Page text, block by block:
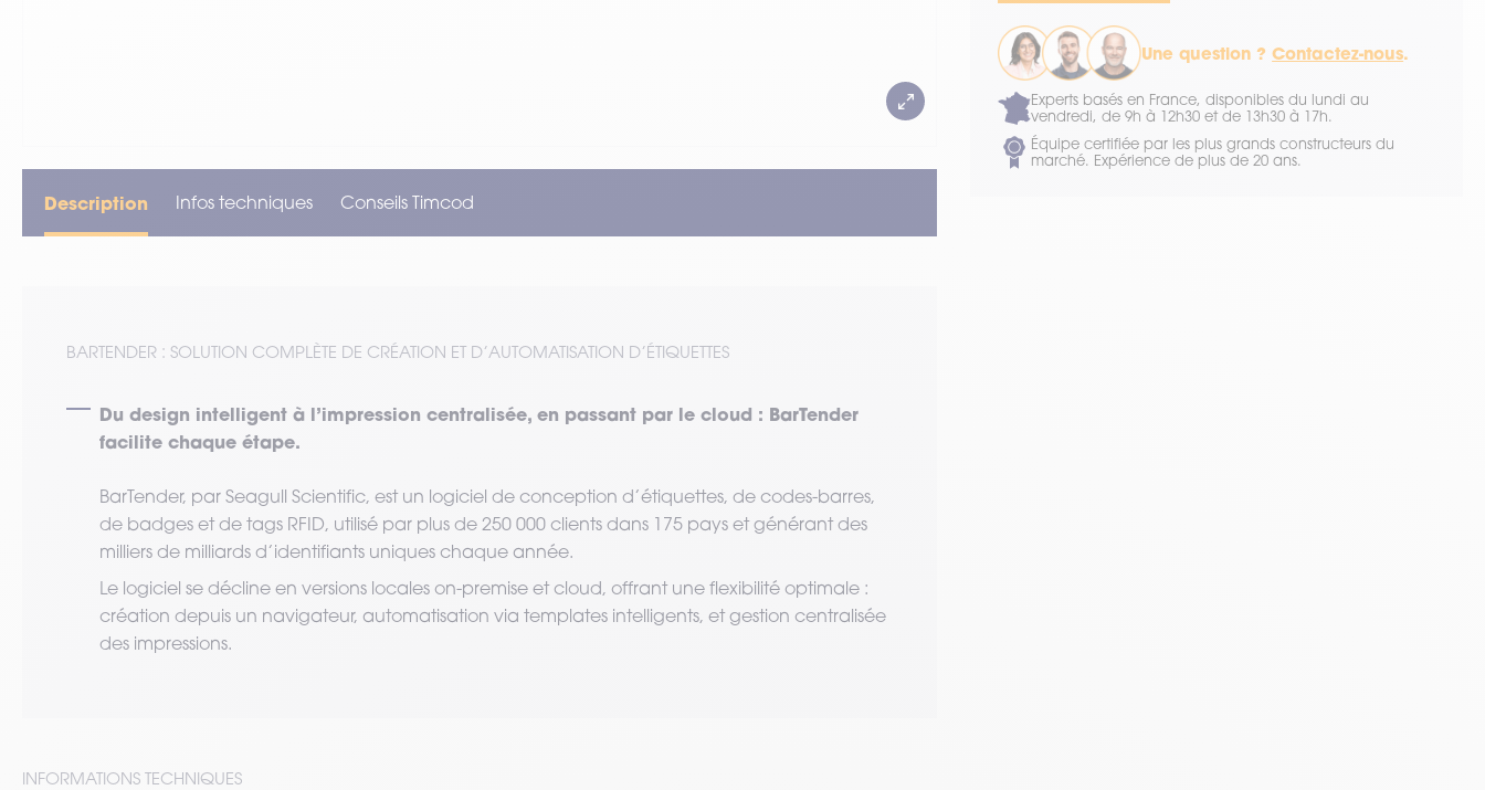
Une question ?Contactez-nous.
Experts basés en France, disponibles du lundi au
vendredi, de 9h à 12h30 et de 13h30 à 17h.
Équipe certifiée par les plus grands constructeurs du
marché. Expérience de plus de 20 ans.
Description Infos techniques Conseils Timcod
BARTENDER : SOLUTION COMPLÈTE DE CRÉATION ET D’AUTOMATISATION D’ÉTIQUETTES
Du design intelligent à l’impression centralisée, en passant par le cloud : BarTender
facilite chaque étape.
BarTender, par Seagull Scientific, est un logiciel de conception d’étiquettes, de codes-barres,
de badges et de tags RFID, utilisé par plus de 250 000 clients dans 175 pays et générant des
milliers de milliards d’identifiants uniques chaque année.
Le logiciel se décline en versions locales on-premise et cloud, offrant une flexibilité optimale :
création depuis un navigateur, automatisation via templates intelligents, et gestion centralisée
des impressions.
INFORMATIONS TECHNIQUES